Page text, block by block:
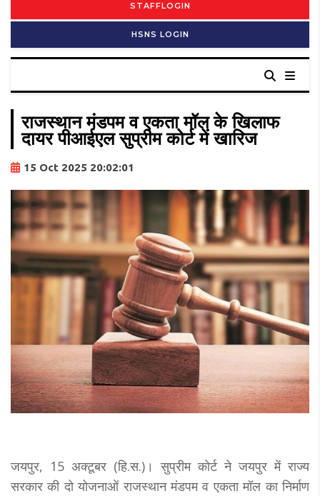
STAFFLOGIN
HSNS LOGIN
राजस्थान मंडपम व एकता मॉल के खिलाफ
दायर पीआईएल सुप्रीम कोर्ट में खारिज
15 Oct 2025 20:02:01
जयपुर, 15 अक्टूबर (हि.स.)। सुप्रीम कोर्ट ने जयपुर में राज्य
सरकार की दो योजनाओं राजस्थान मंडपम व एकता मॉल का निर्माण